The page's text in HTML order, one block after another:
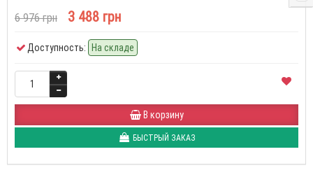
6 976 грн 3 488 грн
Доступность: На складе
В корзину
БЫСТРЫЙ ЗАКАЗ